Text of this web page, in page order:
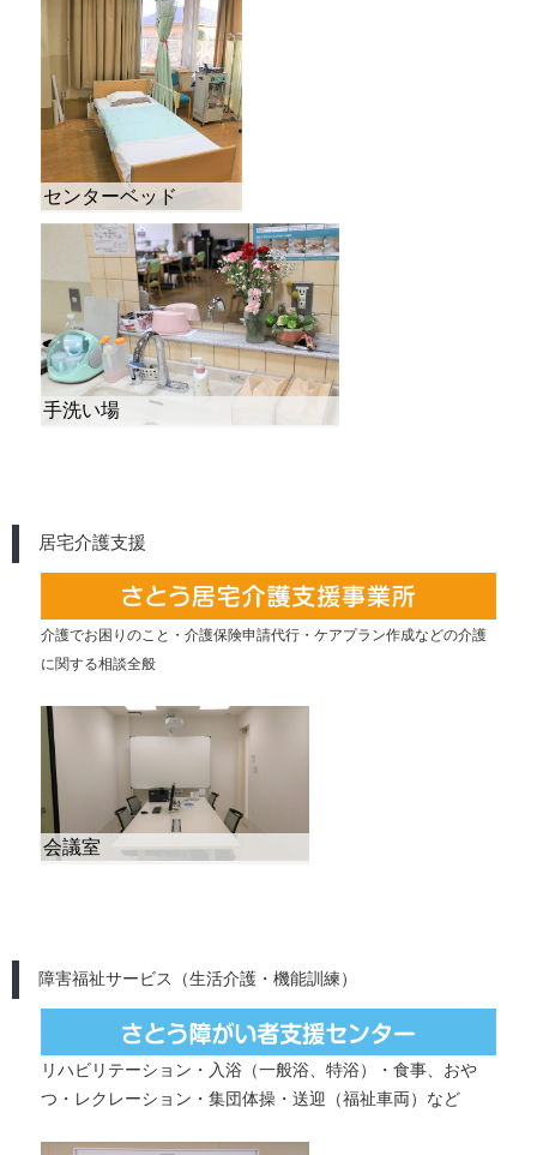
居宅介護支援
介護でお困りのこと・介護保険申請代行・ケアプラン作成などの介護
に関する相談全般
障害福祉サービス（生活介護・機能訓練）
リハビリテーション・入浴（一般浴、特浴）・食事、おや
つ・レクレーション・集団体操・送迎（福祉車両）など